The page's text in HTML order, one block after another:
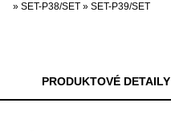
» SET-P38/SET » SET-P39/SET
PRODUKTOVÉ DETAILY